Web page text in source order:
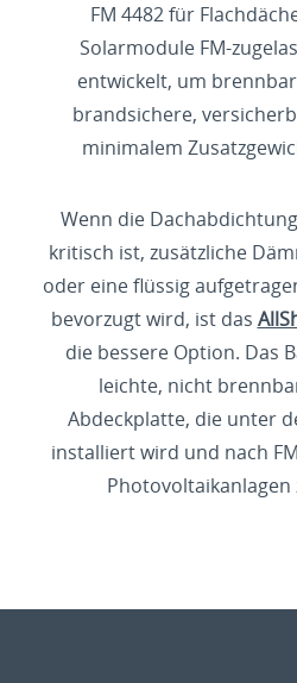
FM 4482 für
Solarmodule FM-
entwickelt, um
brandsichere,
minimalem
Wenn die
kritisch ist, zusätzliche
oder eine flüssig
bevorzugt wird, ist das
die bessere Option. Das
leichte, nicht
Abdeckplatte, die unter
installiert wird und nach
Photovoltaikanlagen